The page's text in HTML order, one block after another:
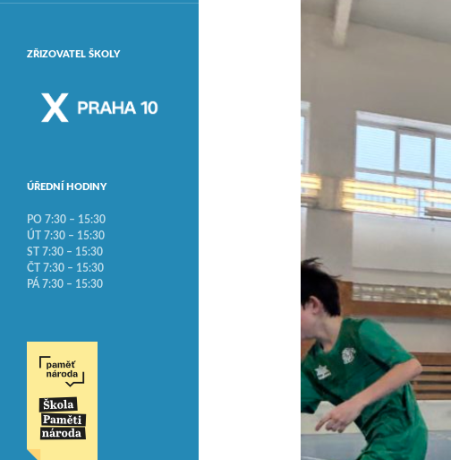
ZŘIZOVATEL ŠKOLY
ÚŘEDNÍ HODINY
PO 7:30 – 15:30
ÚT 7:30 – 15:30
ST 7:30 – 15:30
ČT 7:30 – 15:30
PÁ 7:30 – 15:30